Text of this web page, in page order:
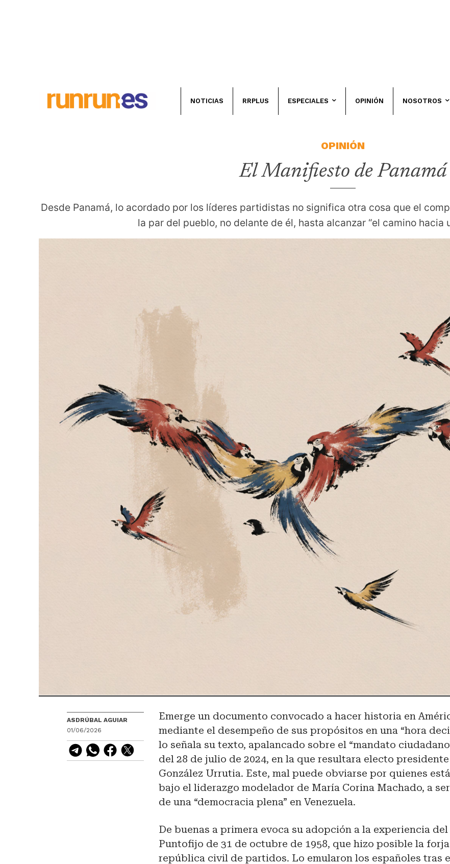
NOTICIAS RRPLUS ESPECIALES OPINIÓN NOSOTROS
OPINIÓN
El Manifiesto de Panamá
Desde Panamá, lo acordado por los líderes partidistas no significa otra cosa que el
la par del pueblo, no delante de él, hasta alcanzar “el camino hacia
ASDRÚBAL AGUIAR
01/06/2026
Emerge un documento convocado a hacer historia en
mediante el desempeño de sus propósitos en una “hora
lo señala su texto, apalancado sobre el “mandato
del 28 de julio de 2024, en la que resultara electo
González Urrutia. Este, mal puede obviarse por quienes
bajo el liderazgo modelador de María Corina Machado, a
de una “democracia plena” en Venezuela.
De buenas a primera evoca su adopción a la experiencia
Puntofijo de 31 de octubre de 1958, que hizo posible la
república civil de partidos. Lo emularon los españoles tras